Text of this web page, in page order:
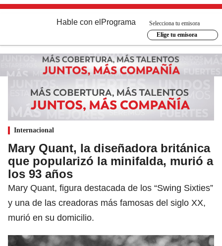
Hable con el Programa
Selecciona tu emisora
Elige tu emisora
Internacional
Mary Quant, la diseñadora británica
que popularizó la minifalda, murió a
los 93 años
Mary Quant, figura destacada de los “Swing Sixties”
y una de las creadoras más famosas del siglo XX,
murió en su domicilio.